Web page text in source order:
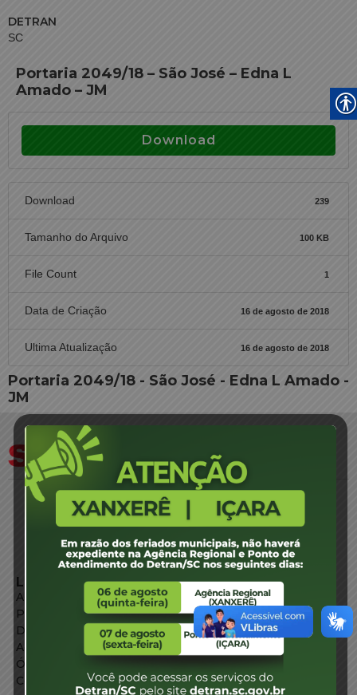
DETRAN
SC
Portaria 2049/18 – São José – Edna L
Amado – JM
Download
Download 239
Tamanho do Arquivo 100 KB
File Count 1
Data de Criação 16 de agosto de 2018
Ultima Atualização 16 de agosto de 2018
Portaria 2049/18 - São José - Edna L Amado -
JM
LINKS EXTERNOS
Agência de Notícias
Portal de Serviços
Diário Oficial
Acesso à Informação
Órgãos do Governo
Conheça SC